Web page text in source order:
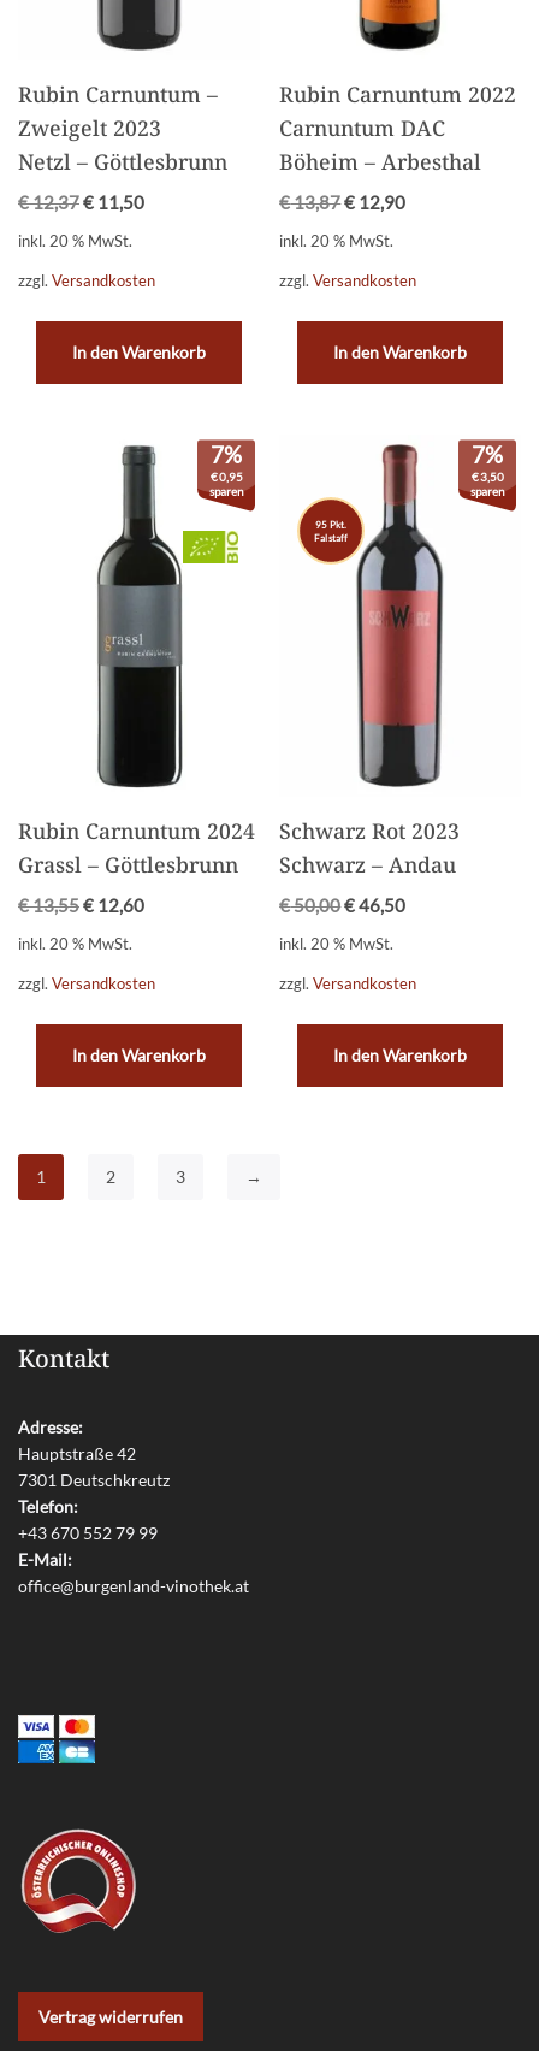
Rubin Carnuntum –
Zweigelt 2023
Netzl – Göttlesbrunn
€12,37€ 11,50
inkl. 20 % MwSt.
zzgl. Versandkosten
In den Warenkorb
Rubin Carnuntum 2022
Carnuntum DAC
Böheim – Arbesthal
€13,87€ 12,90
inkl. 20 % MwSt.
zzgl.Versandkosten
In den Warenkorb
7%
€0,95
sparen
Rubin Carnuntum 2024
Grassl – Göttlesbrunn
€13,55€ 12,60
inkl. 20 % MwSt.
zzgl. Versandkosten
In den Warenkorb
95 Pkt.
Falstaff
7%
€3,50
sparen
Schwarz Rot 2023
Schwarz – Andau
€50,00€46,50
inkl. 20 % MwSt.
zzgl.Versandkosten
In den Warenkorb
1 2 3 →
Kontakt
Adresse:
Hauptstraße 42
7301 Deutschkreutz
Telefon:
+43 670 552 79 99
E-Mail:
office@burgenland-vinothek.at
Vertrag widerrufen